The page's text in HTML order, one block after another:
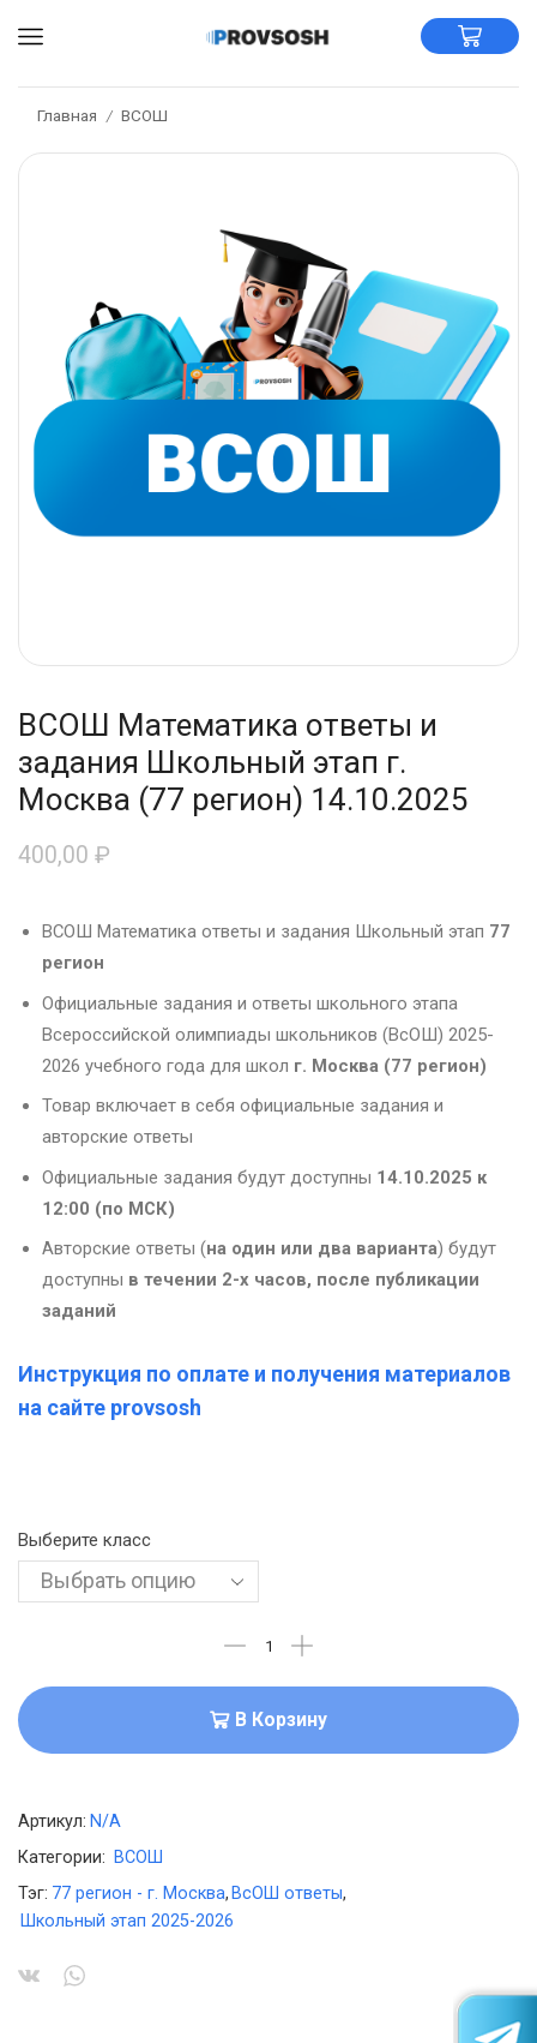
Главная / ВСОШ
ВСОШ Математика ответы и
задания Школьный этап г.
Москва (77 регион) 14.10.2025
400,00 ₽
ВСОШ Математика ответы и задания Школьный этап 77
регион
Официальные задания и ответы школьного этапа
Всероссийской олимпиады школьников (ВсОШ) 2025-
2026 учебного года для школ г. Москва (77 регион)
Товар включает в себя официальные задания и
авторские ответы
Официальные задания будут доступны 14.10.2025 к
12:00 (по МСК)
Авторские ответы (на один или два варианта) будут
доступны в течении 2-х часов, после публикации
заданий
Инструкция по оплате и получения материалов
на сайте provsosh
Выберите класс
В Корзину
Артикул: N/A
Категории: ВСОШ
Тэг: 77 регион - г. Москва, ВсОШ ответы,
Школьный этап 2025-2026